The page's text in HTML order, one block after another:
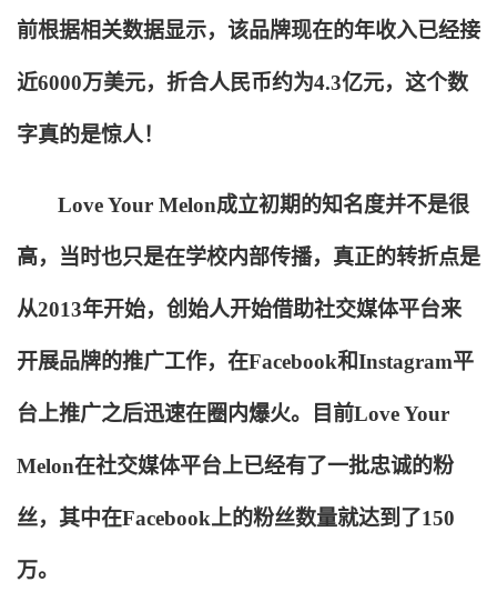
前根据相关数据显示，该品牌现在的年收入已经接
近6000万美元，折合人民币约为4.3亿元，这个数
字真的是惊人！
Love Your Melon成立初期的知名度并不是很
高，当时也只是在学校内部传播，真正的转折点是
从2013年开始，创始人开始借助社交媒体平台来
开展品牌的推广工作，在Facebook和Instagram平
台上推广之后迅速在圈内爆火。目前Love Your
Melon在社交媒体平台上已经有了一批忠诚的粉
丝，其中在Facebook上的粉丝数量就达到了150
万。